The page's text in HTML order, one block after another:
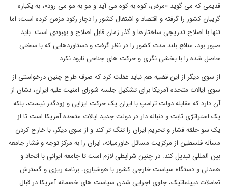
قدیمی که می گوید «مرض، کوه به کوه می آید و مو به مو می رود»، به یکباره
گریبان کشور را گرفته و اقتصاد و اشتغال کشور را دچار رکود مزمن کرده است؛ اما
تنها با اصلاح تدریجی ساختارها و گذر زمان قابل اصلاح و بهبودی است. باید
صبور بود، منافع بلند مدت کشور را در نظر گرفت و دستاوردهایی که با سختی
حاصل شده را با بخشی نگری و حرکت های جناحی نابود نکرد.
از سوی دیگر از این قضیه هم نباید غفلت کرد که صرف طرح چنین درخواستی از
سوی ایالات متحده آمریکا برای تشکیل جلسه شورای امنیت علیه ایران، نشان از
آن دارد که مقابله دولت ترامپ با ایران یک حرکت ایزایی و زودگذر نیست، بلکه
یک استراتژی ثابت و دنباله دار در دولت جدید ایالات متحده آمریکا است تا از
یک سو حلقه فشار و تحریم ایران را تنگ تر کند و از سوی دیگر، با خارج کردن
مسأله فلسطین از مرکزیت مسائل خاورمیانه، ایران را به مرکز توجه و فشار جامعه
بین المللی تبدیل کند. در چنین شرایطی لازم است تا جامعه ایرانی با اتحاد و
همدلی و دستگاه سیاست خارجی کشور با هوشیاری، برنامه ریزی و گسترش
تعاملات دیپلماتیک، جلوی اجرایی شدن سیاست های خصمانه آمریکا در قبال